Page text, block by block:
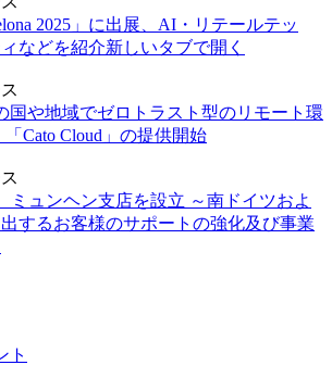
2025」に出展、AI・リテールテッ
などを紹介新しいタブで開く
国や地域でゼロトラスト型のリモート環
Cato Cloud」の提供開始
ミュンヘン支店を設立 ～南ドイツおよ
するお客様のサポートの強化及び事業
ト